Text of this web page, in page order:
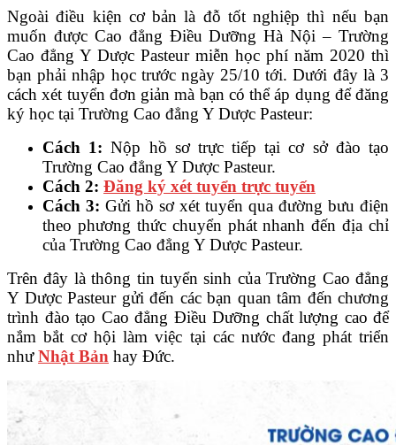
Ngoài điều kiện cơ bản là đỗ tốt nghiệp thì nếu bạn
muốn được Cao đẳng Điều Dưỡng Hà Nội – Trường
Cao đẳng Y Dược Pasteur miễn học phí năm 2020 thì
bạn phải nhập học trước ngày 25/10 tới. Dưới đây là 3
cách xét tuyển đơn giản mà bạn có thể áp dụng để đăng
ký học tại Trường Cao đẳng Y Dược Pasteur:
Cách 1: Nộp hồ sơ trực tiếp tại cơ sở đào tạo
Trường Cao đẳng Y Dược Pasteur.
Cách 2: Đăng ký xét tuyển trực tuyến
Cách 3: Gửi hồ sơ xét tuyển qua đường bưu điện
theo phương thức chuyển phát nhanh đến địa chỉ
của Trường Cao đẳng Y Dược Pasteur.
Trên đây là thông tin tuyển sinh của Trường Cao đẳng
Y Dược Pasteur gửi đến các bạn quan tâm đến chương
trình đào tạo Cao đẳng Điều Dưỡng chất lượng cao để
nắm bắt cơ hội làm việc tại các nước đang phát triển
nhưNhật Bản hay Đức.